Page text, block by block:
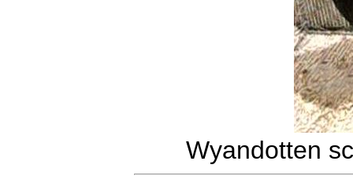
Wyandotten